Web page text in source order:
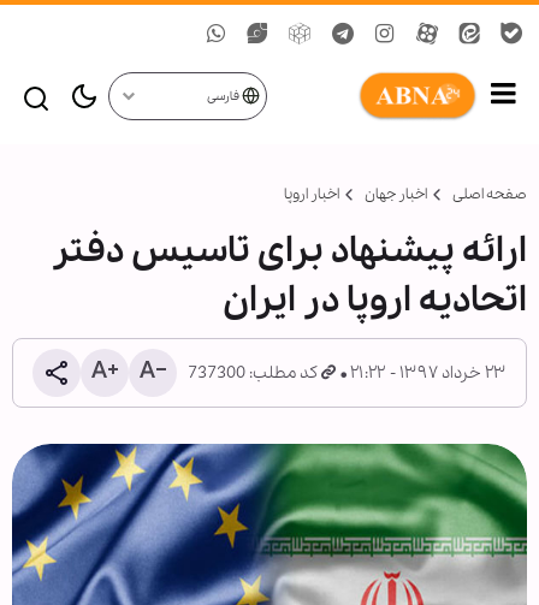
فارسی
صفحه اصلی اخبار جهان اخبار اروپا
ارائه پیشنهاد برای تاسیس دفتر
اتحادیه اروپا در ایران
۲۳ خرداد ۱۳۹۷ - ۲۱:۲۲ کد مطلب: 737300